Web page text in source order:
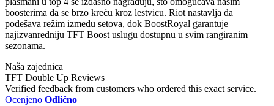
boosterima da se brzo kreću kroz lestvicu. Riot nastavlja da
podešava režim između setova, dok BoostRoyal garantuje
najizvanredniju TFT Boost uslugu dostupnu u svim rangiranim
sezonama.
Naša zajednica
TFT Double Up Reviews
Verified feedback from customers who ordered this exact service.
Ocenjeno Odlično